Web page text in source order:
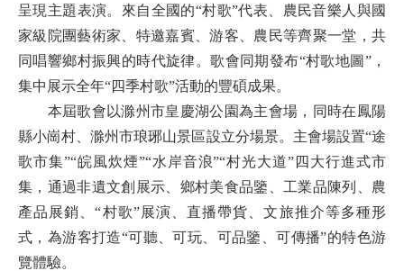
呈現主題表演。來自全國的“村歌”代表、農民音樂人與國
家級院團藝術家、特邀嘉賓、游客、農民等齊聚一堂，共
同唱響鄉村振興的時代旋律。歌會同期發布“村歌地圖”，
集中展示全年“四季村歌”活動的豐碩成果。
本屆歌會以滁州市皇慶湖公園為主會場，同時在鳳陽
縣小崗村、滁州市琅琊山景區設立分場景。主會場設置“途
歌市集”“皖風炊煙”“水岸音浪”“村光大道”四大行進式市
集，通過非遺文創展示、鄉村美食品鑒、工業品陳列、農
產品展銷、“村歌”展演、直播帶貨、文旅推介等多種形
式，為游客打造“可聽、可玩、可品鑒、可傳播”的特色游
覽體驗。